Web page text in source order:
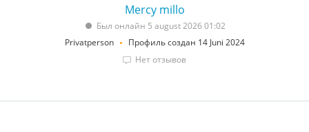
Mercy millo
Был онлайн 5 august 2026 01:02
Privatperson
Профиль создан 14 Juni 2024
Нет отзывов